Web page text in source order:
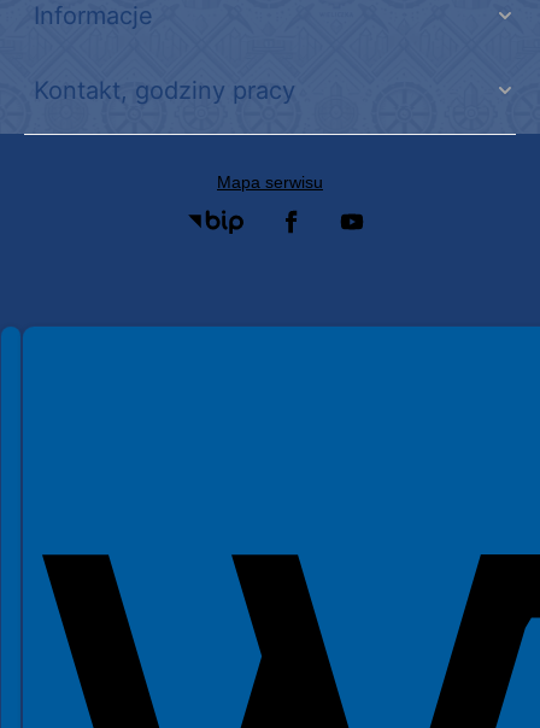
Informacje
Kontakt, godziny pracy
Mapa serwisu
Spełniamy standardy WCAG 2.2
Spełniamy standardy W3C